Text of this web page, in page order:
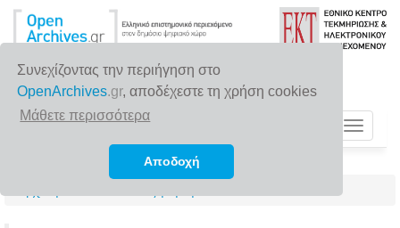
Συνεχίζοντας την περιήγηση στο
OpenArchives.gr, αποδέχεστε τη χρήση cookies
Μάθετε περισσότερα
Αποδοχή
Toggle